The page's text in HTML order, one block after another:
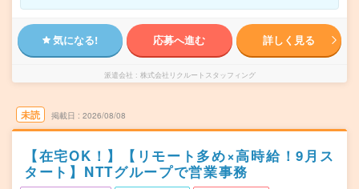
気になる! 応募へ進む 詳しく見る
派遣会社 株式会社リクルートスタッフィング
未読 掲載日 2026/08/08
【在宅OK！】【リモート多め×高時給！9月ス
タート】NTTグループで営業事務